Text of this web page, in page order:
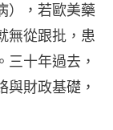
），若歐美藥
無從跟批，患
十年過去，
與財政基礎，